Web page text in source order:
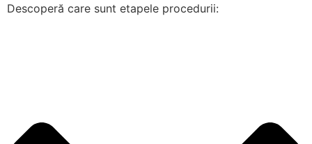
Descoperă care sunt etapele procedurii: